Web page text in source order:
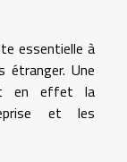
essentielle à
étranger. Une
en effet la
et les